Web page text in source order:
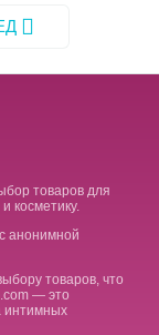
товаров для
косметику.
анонимной
товаров, что
— это
интимных